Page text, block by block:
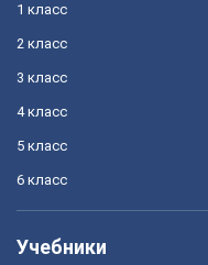
1 класс
2 класс
3 класс
4 класс
5 класс
6 класс
Учебники